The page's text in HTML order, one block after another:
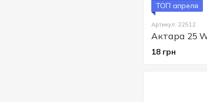
ТОП апреля
Артикул: 22512
18 грн